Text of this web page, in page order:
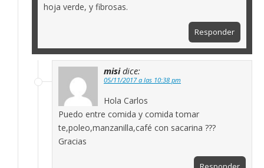
hoja verde, y fibrosas.
Responder
misi dice:
05/11/2017 a las 10:38 pm
Hola Carlos
Puedo entre comida y comida tomar
te,poleo,manzanilla,café con sacarina ???
Gracias